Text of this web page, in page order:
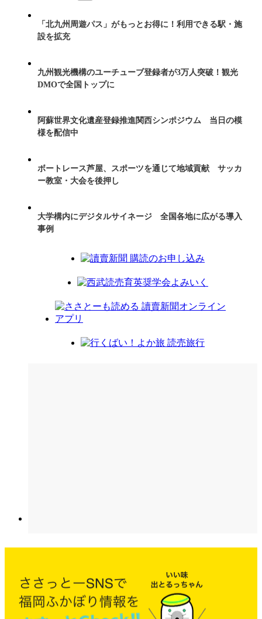
「北九州周遊パス」がもっとお得に！利用できる駅・施
設を拡充
九州観光機構のユーチューブ登録者が3万人突破！観光
DMOで全国トップに
阿蘇世界文化遺産登録推進関西シンポジウム 当日の模
様を配信中
ボートレース芦屋、スポーツを通じて地域貢献 サッカ
ー教室・大会を後押し
大学構内にデジタルサイネージ 全国各地に広がる導入
事例